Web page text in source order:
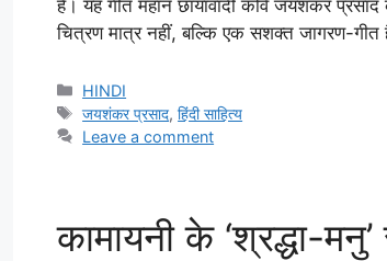
हैं। यह गीत महान छायावादी कवि जयशंकर
चित्रण मात्र नहीं, बल्कि एक सशक्त जागरण-
Categories
HINDI
Tags
जयशंकर प्रसाद,हिंदी साहित्य
Leave a comment
कामायनी के ‘श्रद्धा-मनु’